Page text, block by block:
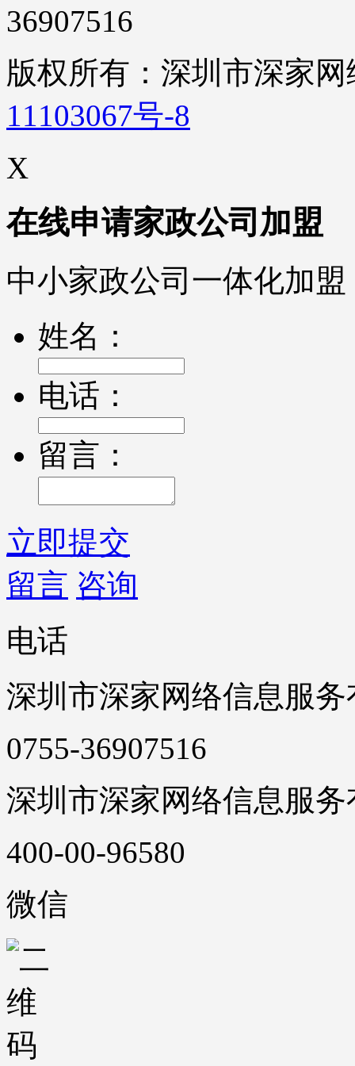
36907516
版权所有：深圳市深家
11103067号-8
X
在线申请家政公司加盟
中小家政公司一体化加
姓名：
电话：
留言：
立即提交
留言 咨询
电话
深圳市深家网络信息服
0755-36907516
深圳市深家网络信息服
400-00-96580
微信